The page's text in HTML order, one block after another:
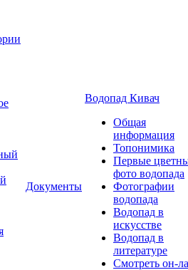
Документы
Водопад Кивач
Общая
информация
Топонимика
Первые
фото водопада
Фотографии
водопада
Водопад в
искусстве
Водопад в
литературе
Смотреть он-